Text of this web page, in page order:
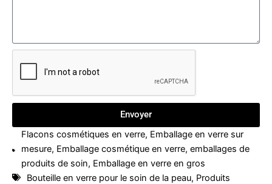
Envoyer
Flacons cosmétiques en verre, Emballage en verre sur
mesure, Emballage cosmétique en verre,emballages de
produits de soin, Emballage en verre en gros
Bouteille en verre pour le soin de la peau, Produits